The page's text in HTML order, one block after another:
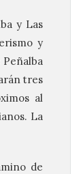
y Las
y
tres
al
La
de